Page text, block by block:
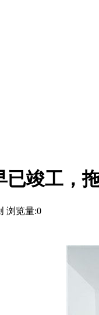
竣工，
浏览量:0